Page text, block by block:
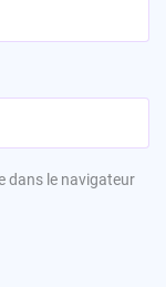
dans le navigateur